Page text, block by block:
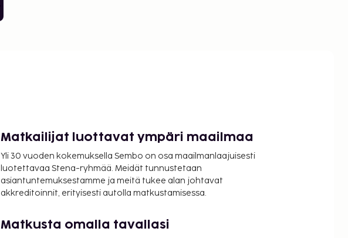
Matkailijat luottavat ympäri maailmaa
Yli 30 vuoden kokemuksella Sembo on osa maailmanlaajuisesti
luotettavaa Stena-ryhmää. Meidät tunnustetaan
asiantuntemuksestamme ja meitä tukee alan johtavat
akkreditoinnit, erityisesti autolla matkustamisessa.
Matkusta omalla tavallasi